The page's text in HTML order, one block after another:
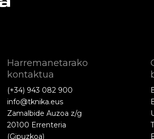
Harremanetarako
kontaktua
(+34) 943 082 900
info@tknika.eus
Zamalbide Auzoa z/g
20100 Errenteria
(Gipuzkoa)